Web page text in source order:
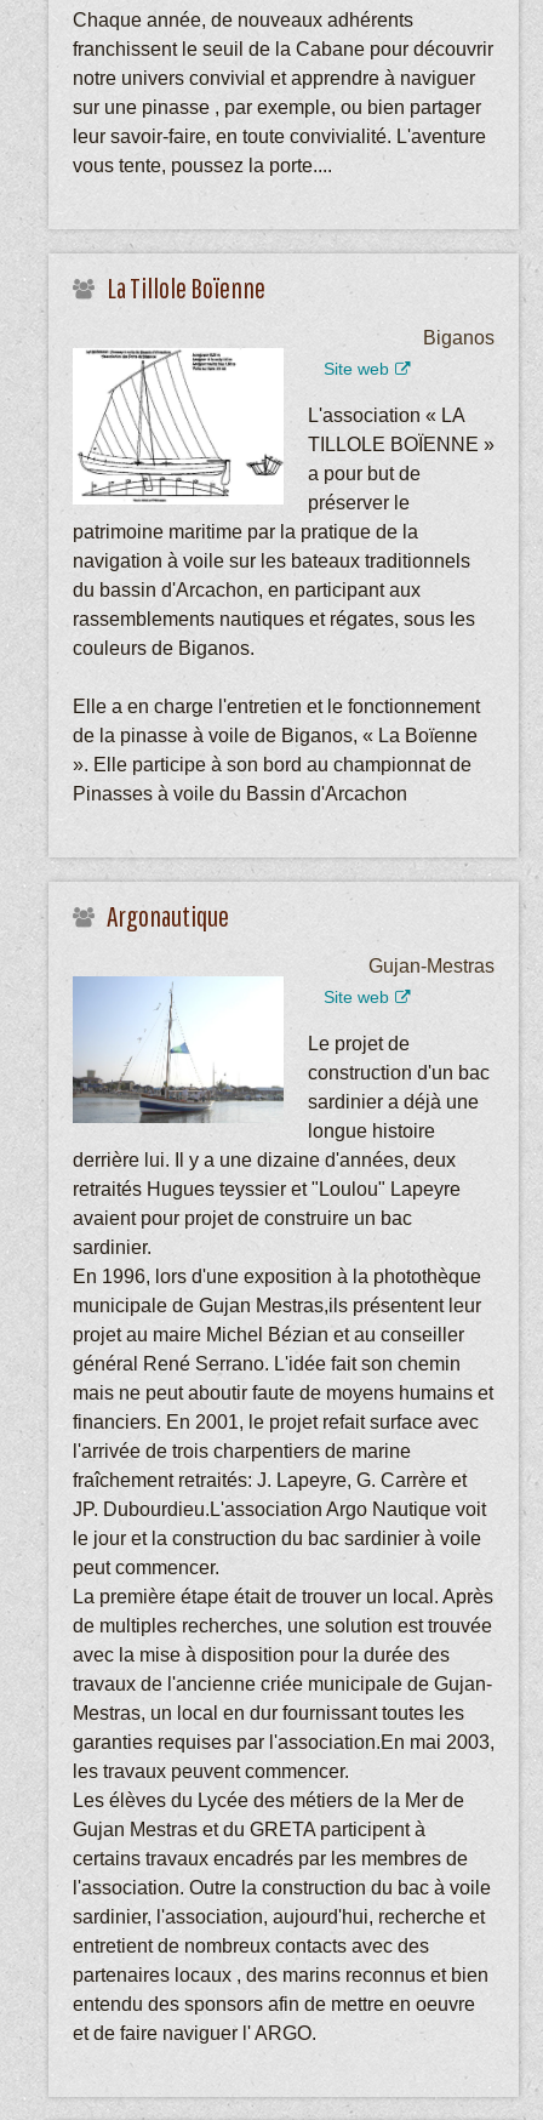
Chaque année, de nouveaux adhérents
franchissent le seuil de la Cabane pour découvrir
notre univers convivial et apprendre à naviguer
sur une pinasse , par exemple, ou bien partager
leur savoir-faire, en toute convivialité. L'aventure
vous tente, poussez la porte....
La Tillole Boïenne
Biganos
Site web
L'association « LA
TILLOLE BOÏENNE »
a pour but de
préserver le
patrimoine maritime par la pratique de la
navigation à voile sur les bateaux traditionnels
du bassin d'Arcachon, en participant aux
rassemblements nautiques et régates, sous les
couleurs de Biganos.
Elle a en charge l'entretien et le fonctionnement
de la pinasse à voile de Biganos, « La Boïenne
». Elle participe à son bord au championnat de
Pinasses à voile du Bassin d'Arcachon
Argonautique
Gujan-Mestras
Site web
Le projet de
construction d'un bac
sardinier a déjà une
longue histoire
derrière lui. Il y a une dizaine d'années, deux
retraités Hugues teyssier et "Loulou" Lapeyre
avaient pour projet de construire un bac
sardinier.
En 1996, lors d'une exposition à la photothèque
municipale de Gujan Mestras,ils présentent leur
projet au maire Michel Bézian et au conseiller
général René Serrano. L'idée fait son chemin
mais ne peut aboutir faute de moyens humains et
financiers. En 2001, le projet refait surface avec
l'arrivée de trois charpentiers de marine
fraîchement retraités: J. Lapeyre, G. Carrère et
JP. Dubourdieu.L'association Argo Nautique voit
le jour et la construction du bac sardinier à voile
peut commencer.
La première étape était de trouver un local. Après
de multiples recherches, une solution est trouvée
avec la mise à disposition pour la durée des
travaux de l'ancienne criée municipale de Gujan-
Mestras, un local en dur fournissant toutes les
garanties requises par l'association.En mai 2003,
les travaux peuvent commencer.
Les élèves du Lycée des métiers de la Mer de
Gujan Mestras et du GRETA participent à
certains travaux encadrés par les membres de
l'association. Outre la construction du bac à voile
sardinier, l'association, aujourd'hui, recherche et
entretient de nombreux contacts avec des
partenaires locaux , des marins reconnus et bien
entendu des sponsors afin de mettre en oeuvre
et de faire naviguer l' ARGO.